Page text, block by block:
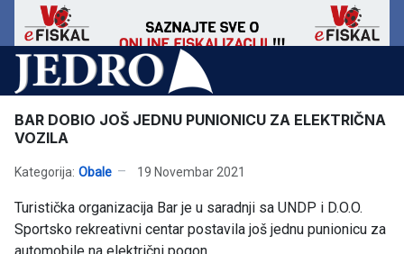
BAR DOBIO JOŠ JEDNU PUNIONICU ZA ELEKTRIČNA
VOZILA
Kategorija: Obale 19 Novembar 2021
Turistička organizacija Bar je u saradnji sa UNDP i D.O.O.
Sportsko rekreativni centar postavila još jednu punionicu za